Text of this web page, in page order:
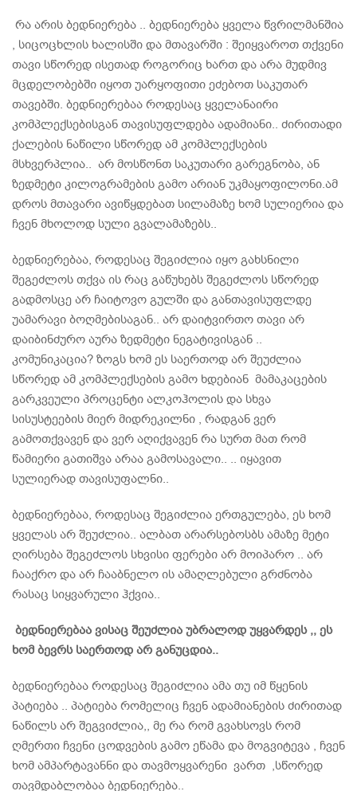
რა არის ბედნიერება .. ბედნიერება ყველა წვრილმანშია
, სიცოცხლის ხალისში და მთავარში : შეიყვაროთ თქვენი
თავი სწორედ ისეთად როგორიც ხართ და არა მუდმივ
მცდელობებში იყოთ უარყოფითი ეძებოთ საკუთარ
თავებში. ბედნიერებაა როდესაც ყველანაირი
კომპლექსებისგან თავისუფლდება ადამიანი.. ძირითადი
ქალების ნაწილი სწორედ ამ კომპლექსების
მსხვერპლია.. არ მოსწონთ საკუთარი გარეგნობა, ან
ზედმეტი კილოგრამების გამო არიან უკმაყოფილონი.ამ
დროს მთავარი ავიწყდებათ სილამაზე ხომ სულიერია და
ჩვენ მხოლოდ სული გვალამაზებს..
ბედნიერებაა, როდესაც შეგიძლია იყო გახსნილი
შეგეძლოს თქვა ის რაც გაწუხებს შეგეძლოს სწორედ
გადმოსცე არ ჩაიტოვო გულში და განთავისუფლდე
უამარავი ბოღმებისაგან.. არ დაიტვირთო თავი არ
დაიბინძურო აურა ზედმეტი ნეგატივისგან ..
კომუნიკაცია? ზოგს ხომ ეს საერთოდ არ შეუძლია
სწორედ ამ კომპლექსების გამო ხდებიან მამაკაცების
გარკვეული პროცენტი ალკოჰოლის და სხვა
სისუსტეების მიერ მიდრეკილნი , რადგან ვერ
გამოთქვავენ და ვერ აღიქვავენ რა სურთ მათ რომ
წამიერი გათიშვა არაა გამოსავალი.. .. იყავით
სულიერად თავისუფალნი..
ბედნიერებაა, როდესაც შეგიძლია ერთგულება, ეს ხომ
ყველას არ შეუძლია.. ალბათ არარსებოსბს ამაზე მეტი
ღირსება შეგეძლოს სხვისი ფერები არ მოიპარო .. არ
ჩააქრო და არ ჩააბნელო ის ამაღლებული გრძნობა
რასაც სიყვარული ჰქვია..
ბედნიერებაა ვისაც შეუძლია უბრალოდ უყვარდეს ,, ეს
ხომ ბევრს საერთოდ არ განუცდია..
ბედნიერებაა როდესაც შეგიძლია ამა თუ იმ წყენის
პატიება .. პატიება რომელიც ჩვენ ადამიანების ძირითად
ნაწილს არ შეგვიძლია,, მე რა რომ გვახსოვს რომ
ღმერთი ჩვენი ცოდვების გამო ეწამა და მოგვიტევა , ჩვენ
ხომ ამპარტავანნი და თავმოყვარენი ვართ ,სწორედ
თავმდაბლობაა ბედნიერება..